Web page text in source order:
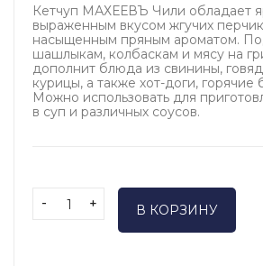
Кетчуп МАХЕЕВЪ Чили обладает
выраженным вкусом жгучих
насыщенным пряным ароматом.
шашлыкам, колбаскам и мясу на
дополнит блюда из свинины,
курицы, а также хот-доги, горячие
Можно использовать для
в суп и различных соусов.
- + В КОРЗИНУ